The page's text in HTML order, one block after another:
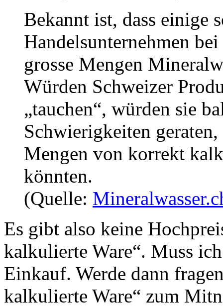
Bekannt ist, dass einige
Handelsunternehmen
grosse Mengen
Würden Schweizer
„tauchen“, würden sie
Schwierigkeiten
Mengen von korrekt
könnten.
(Quelle:
Es gibt also keine
kalkulierte Ware“. Muss
Einkauf. Werde dann
kalkulierte Ware“ zum